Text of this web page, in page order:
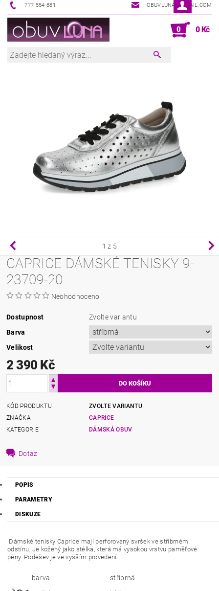
777 554 881 OBUVLUNA@GMAIL.COM
0 0 Kč
1 z 5
CAPRICE DÁMSKÉ TENISKY 9-
23709-20
Neohodnoceno
Dostupnost
Zvolte variantu
Barva
Velikost
2 390 Kč
KÓD PRODUKTU
ZVOLTE VARIANTU
ZNAČKA
CAPRICE
KATEGORIE
DÁMSKÁ OBUV
Dotaz
POPIS
PARAMETRY
DISKUZE
Dámské tenisky Caprice mají perforovaný svršek ve stříbrném
odstínu. Je kožený jako stélka, která má vysokou vrstvu paměťové
pěny. Podešev je ve vyšším provedení.
barva:
stříbrná